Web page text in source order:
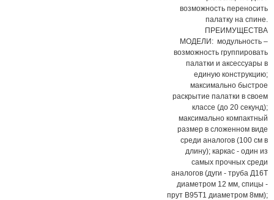
возможность переносить
палатку на спине.
ПРЕИМУЩЕСТВА
МОДЕЛИ: модульность –
возможность группировать
палатки и аксессуары в
единую конструкцию;
максимально быстрое
раскрытие палатки в своем
классе (до 20 секунд);
максимально компактный
размер в сложенном виде
среди аналогов (100 см в
длину); каркас - один из
самых прочных среди
аналогов (дуги - труба Д16Т
диаметром 12 мм, спицы -
прут В95Т1 диаметром 8мм);